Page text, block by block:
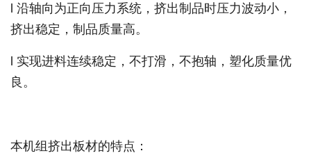
l 沿轴向为正向压力系统，挤出制品时压力波动小，
挤出稳定，制品质量高。
l 实现进料连续稳定，不打滑，不抱轴，塑化质量优
良。
本机组挤出板材的特点：